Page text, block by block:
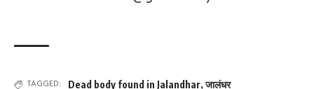
TAGGED: Dead body found in Jalandhar,जालंधर